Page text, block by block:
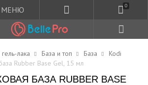
МЕНЮ 0
лака База и топ База
Kodi
Rubber Base Gel, 15 мл
БАЗА RUBBER BASE